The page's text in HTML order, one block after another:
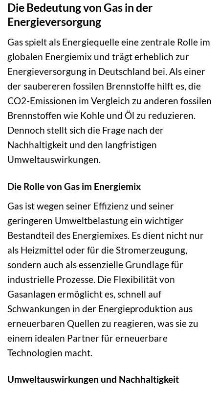
Die Bedeutung von Gas in der
Energieversorgung
Gas spielt als Energiequelle eine zentrale Rolle im
globalen Energiemix und trägt erheblich zur
Energieversorgung in Deutschland bei. Als einer
der saubereren fossilen Brennstoffe hilft es, die
CO2-Emissionen im Vergleich zu anderen fossilen
Brennstoffen wie Kohle und Öl zu reduzieren.
Dennoch stellt sich die Frage nach der
Nachhaltigkeit und den langfristigen
Umweltauswirkungen.
Die Rolle von Gas im Energiemix
Gas ist wegen seiner Effizienz und seiner
geringeren Umweltbelastung ein wichtiger
Bestandteil des Energiemixes. Es dient nicht nur
als Heizmittel oder für die Stromerzeugung,
sondern auch als essenzielle Grundlage für
industrielle Prozesse. Die Flexibilität von
Gasanlagen ermöglicht es, schnell auf
Schwankungen in der Energieproduktion aus
erneuerbaren Quellen zu reagieren, was sie zu
einem idealen Partner für erneuerbare
Technologien macht.
Umweltauswirkungen und Nachhaltigkeit